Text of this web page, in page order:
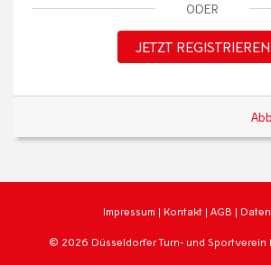
ODER
JETZT REGISTRIEREN
Impressum | Kontakt | AGB |
© 2026 Düsseldorfer Turn- und Sportverein